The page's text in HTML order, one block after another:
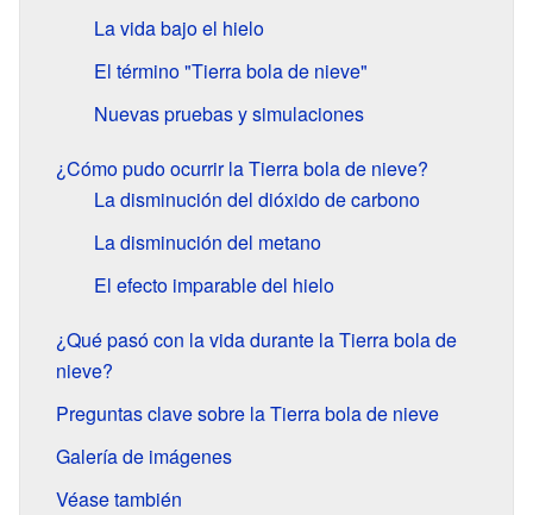
La vida bajo el hielo
El término "Tierra bola de nieve"
Nuevas pruebas y simulaciones
¿Cómo pudo ocurrir la Tierra bola de nieve?
La disminución del dióxido de carbono
La disminución del metano
El efecto imparable del hielo
¿Qué pasó con la vida durante la Tierra bola de
nieve?
Preguntas clave sobre la Tierra bola de nieve
Galería de imágenes
Véase también